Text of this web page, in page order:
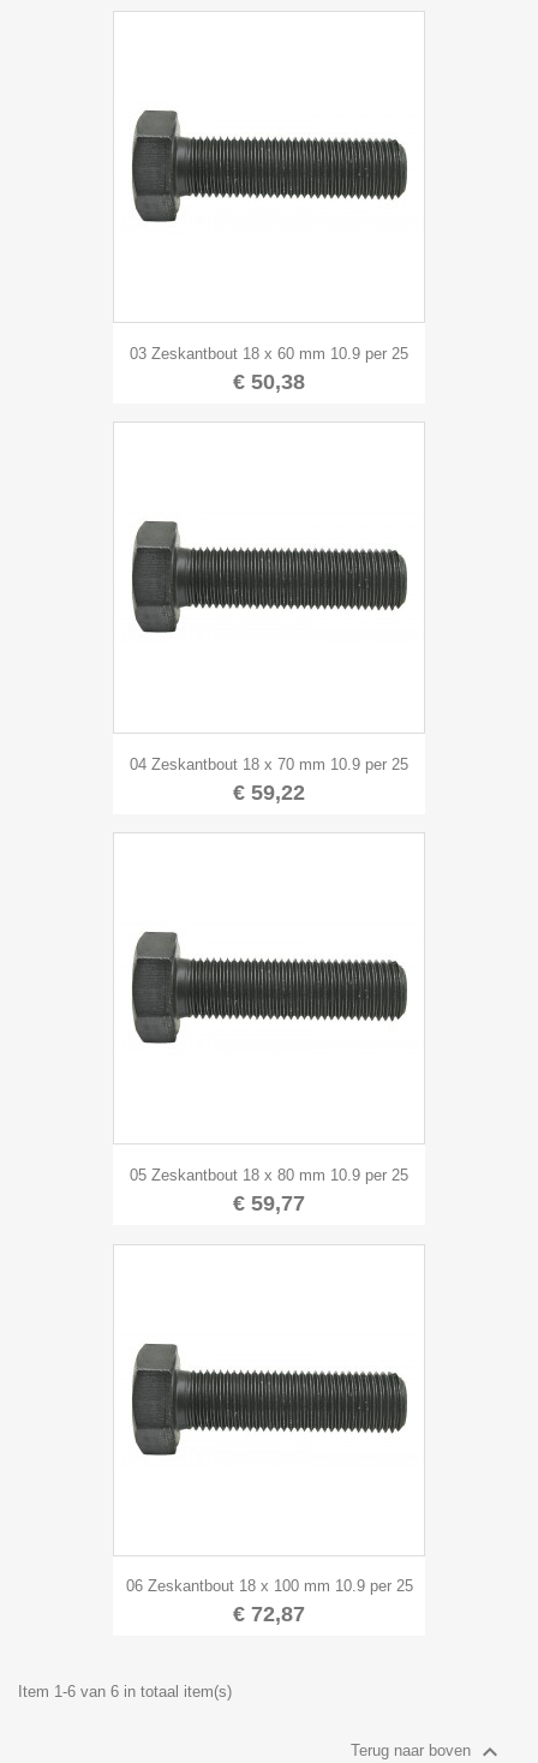
03 Zeskantbout 18 x 60 mm 10.9 per 25
€ 50,38
04 Zeskantbout 18 x 70 mm 10.9 per 25
€ 59,22
05 Zeskantbout 18 x 80 mm 10.9 per 25
€ 59,77
06 Zeskantbout 18 x 100 mm 10.9 per 25
€ 72,87
Item 1-6 van 6 in totaal item(s)
Terug naar boven 